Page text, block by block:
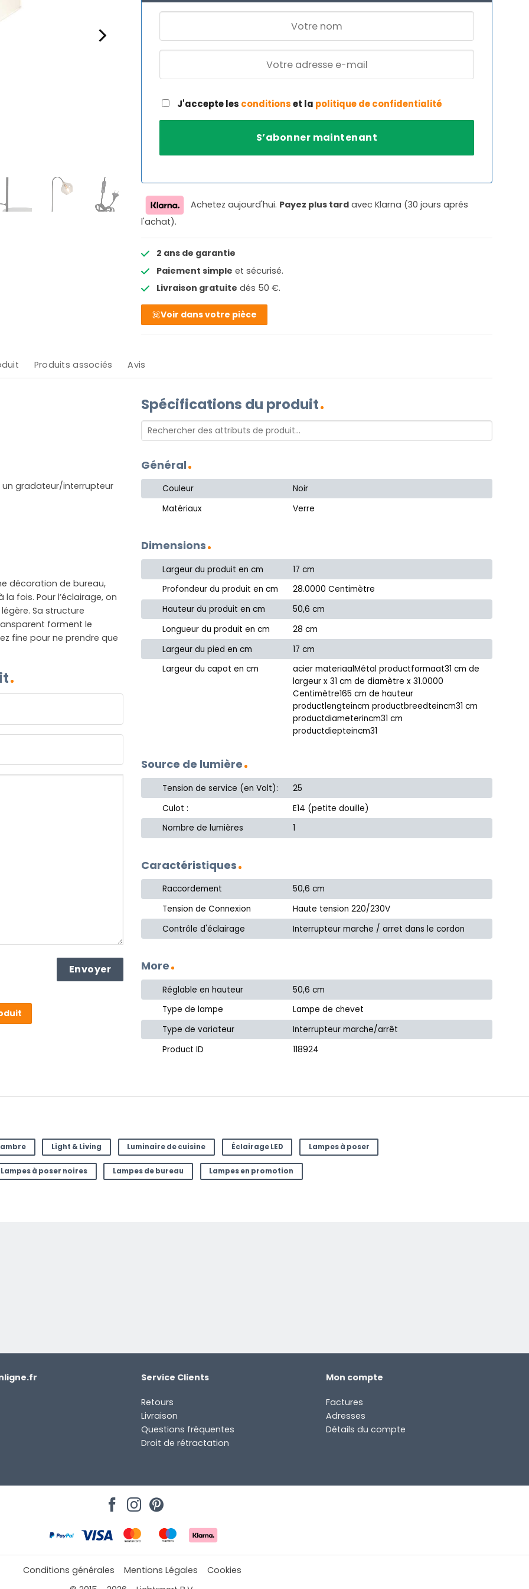
J'accepte les conditionset la politique de confidentialité
Achetez aujourd'hui. Payez plus tard avec Klarna (30 jours aprés
l'achat).
2 ans de garantie
Paiement simple et sécurisé.
Livraison gratuite dés 50 €.
Voir dans votre pièce
Produits associés Avis
gradateur/interrupteur
décoration de bureau,
fois. Pour l’éclairage, on
Sa structure
forment le
fine pour ne prendre que
à
Spécifications du produit
Général
Couleur
Noir
Matériaux
Verre
Dimensions
Largeur du produit en cm
17 cm
Profondeur du produit en cm
28.0000 Centimètre
Hauteur du produit en cm
50,6 cm
Longueur du produit en cm
28 cm
Largeur du pied en cm
17 cm
Largeur du capot en cm
acier materiaalMétal productformaat31 cm de
largeur x 31 cm de diamètre x 31.0000
Centimètre165 cm de hauteur
productlengteincm productbreedteincm31 cm
productdiameterincm31 cm
productdiepteincm31
Source de lumière
Tension de service (en Volt):
25
Culot :
E14 (petite douille)
Nombre de lumières
1
Caractéristiques
Raccordement
50,6 cm
Tension de Connexion
Haute tension 220/230V
Contrôle d'éclairage
Interrupteur marche / arret dans le cordon
More
Réglable en hauteur
50,6 cm
Type de lampe
Lampe de chevet
Type de variateur
Interrupteur marche/arrêt
Product ID
118924
Light & Living Luminaire de cuisine Éclairage LED Lampes à poser
Lampes à poser noires Lampes de bureau Lampes en promotion
Service Clients
Retours
Livraison
Questions fréquentes
Droit de rétractation
Mon compte
Factures
Adresses
Détails du compte
Conditions générales Mentions Légales
Cookies